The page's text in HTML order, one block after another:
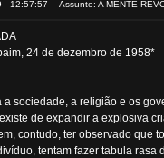
- 12:57:57 Assunto: A MENTE
24 de dezembro de 1958*
sociedade, a religião e os
de expandir a explosiva
contudo, ter observado que
tentam fazer tabula